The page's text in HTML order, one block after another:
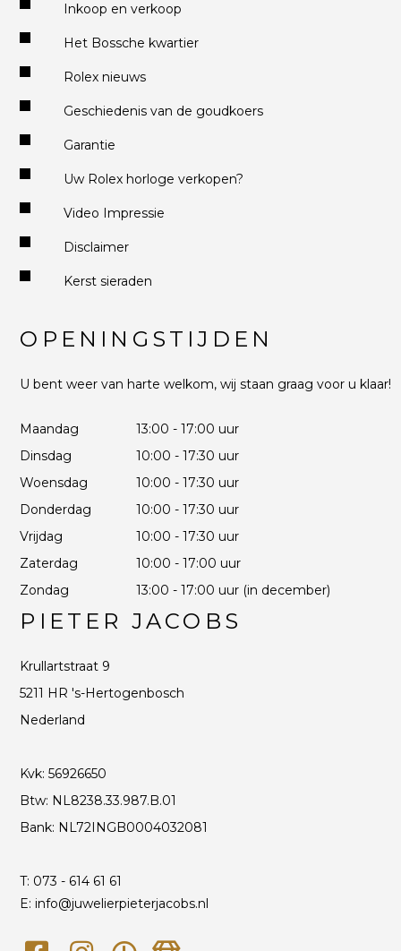
Inkoop en verkoop
Het Bossche kwartier
Rolex nieuws
Geschiedenis van de goudkoers
Garantie
Uw Rolex horloge verkopen?
Video Impressie
Disclaimer
Kerst sieraden
OPENINGSTIJDEN
U bent weer van harte welkom, wij staan graag voor u klaar!
Maandag
13:00 - 17:00 uur
Dinsdag
10:00 - 17:30 uur
Woensdag
10:00 - 17:30 uur
Donderdag
10:00 - 17:30 uur
Vrijdag
10:00 - 17:30 uur
Zaterdag
10:00 - 17:00 uur
Zondag
13:00 - 17:00 uur (in december)
PIETER JACOBS
Krullartstraat 9
5211 HR 's-Hertogenbosch
Nederland
Kvk: 56926650
Btw: NL8238.33.987.B.01
Bank: NL72INGB0004032081
T: 073 - 614 61 61
E: info@juwelierpieterjacobs.nl